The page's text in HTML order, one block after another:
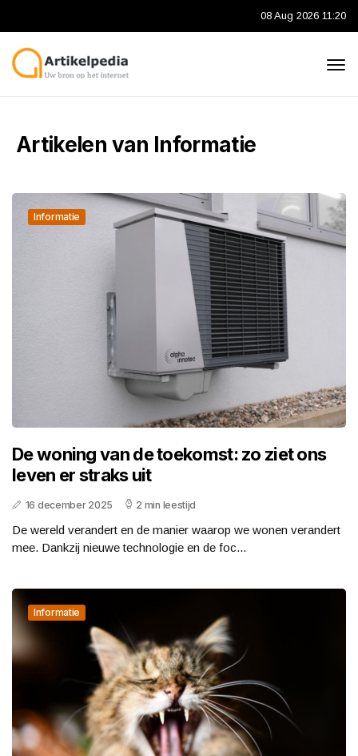
08 Aug 2026 11:20
Artikelen van Informatie
Informatie
De woning van de toekomst: zo ziet ons
leven er straks uit
16 december 2025 2 min leestijd
De wereld verandert en de manier waarop we wonen verandert
mee. Dankzij nieuwe technologie en de foc...
Informatie